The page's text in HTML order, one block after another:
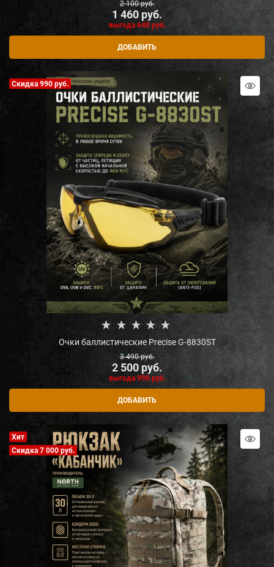
2 100 руб.
1 460 руб.
выгода 640 руб.
ДОБАВИТЬ
Скидка 990 руб.
Очки баллистические Precise G-8830ST
3 490 руб.
2 500 руб.
выгода 990 руб.
ДОБАВИТЬ
Хит
Скидка 7 000 руб.